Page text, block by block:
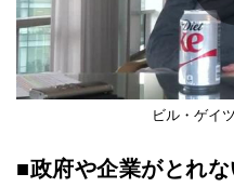
ビル・ゲイ
■政府や企業がとれ